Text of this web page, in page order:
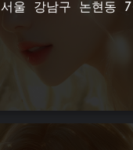
서울 강남구 논현동